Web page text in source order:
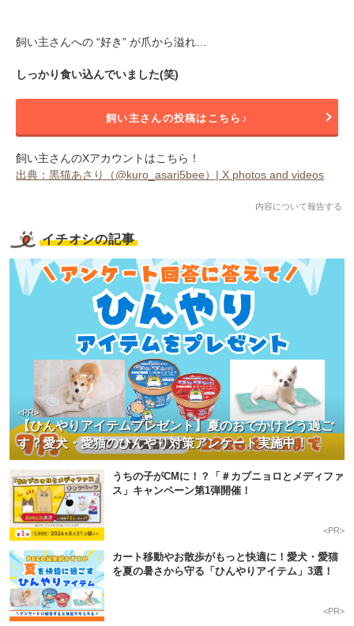
飼い主さんへの “好き” が爪から溢れ…
しっかり食い込んでいました(笑)
飼い主さんの投稿はこちら♪
飼い主さんのXアカウントはこちら！
出典：黒猫あさり（@kuro_asari5bee）| X photos and videos
内容について報告する
イチオシの記事
【ひんやりアイテムプレゼント】夏のおでかけどう過ご
す？愛犬・愛猫のひんやり対策アンケート実施中！
<PR>
うちの子がCMに！？「＃カブニョロとメディファ
ス」キャンペーン第1弾開催！
<PR>
カート移動やお散歩がもっと快適に！愛犬・愛猫
を夏の暑さから守る「ひんやりアイテム」3選！
<PR>